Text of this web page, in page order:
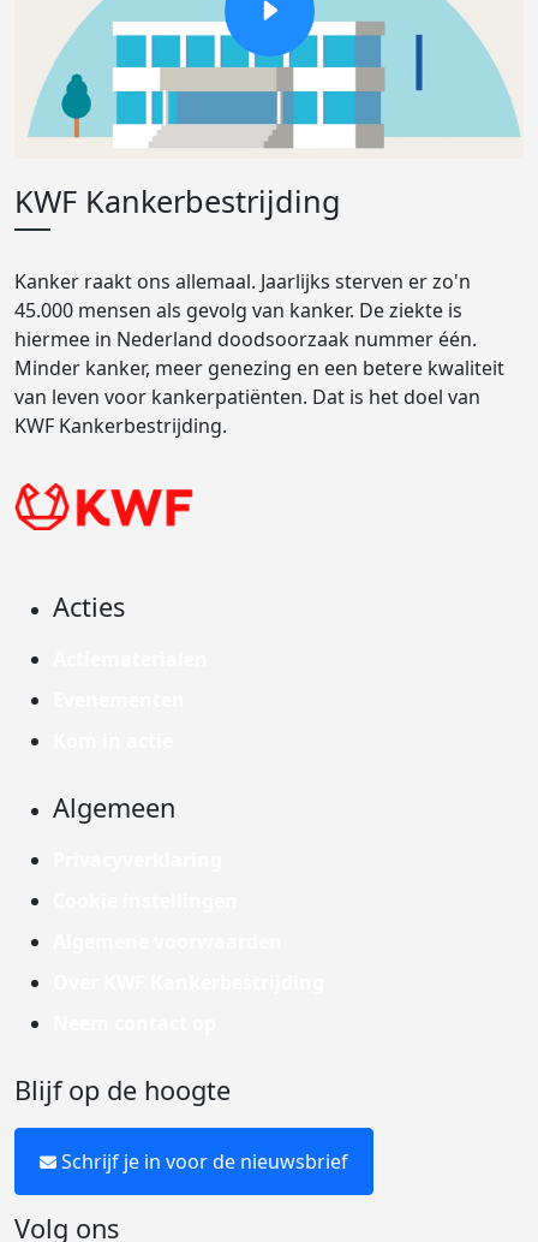
KWF Kankerbestrijding
Kanker raakt ons allemaal. Jaarlijks sterven er zo'n
45.000 mensen als gevolg van kanker. De ziekte is
hiermee in Nederland doodsoorzaak nummer één.
Minder kanker, meer genezing en een betere kwaliteit
van leven voor kankerpatiënten. Dat is het doel van
KWF Kankerbestrijding.
Acties
Algemeen
Blijf op de hoogte
Schrijf je in voor de nieuwsbrief
Volg ons